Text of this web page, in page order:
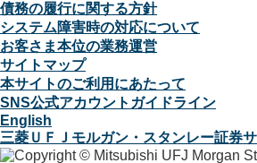
債務の履行に関する方針
システム障害時の対応について
お客さま本位の業務運営
サイトマップ
本サイトのご利用にあたって
SNS公式アカウントガイドライン
English
三菱ＵＦＪモルガン・スタンレー証券